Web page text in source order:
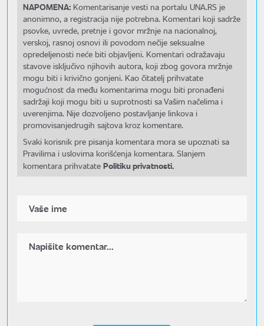
NAPOMENA: Komentarisanje vesti na portalu UNA.RS je
anonimno, a registracija nije potrebna. Komentari koji sadrže
psovke, uvrede, pretnje i govor mržnje na nacionalnoj,
verskoj, rasnoj osnovi ili povodom nečije seksualne
opredeljenosti neće biti objavljeni. Komentari odražavaju
stavove isključivo njihovih autora, koji zbog govora mržnje
mogu biti i krivično gonjeni. Kao čitatelj prihvatate
mogućnost da među komentarima mogu biti pronađeni
sadržaji koji mogu biti u suprotnosti sa Vašim načelima i
uverenjima. Nije dozvoljeno postavljanje linkova i
promovisanjedrugih sajtova kroz komentare.
Svaki korisnik pre pisanja komentara mora se upoznati sa
Pravilima i uslovima korišćenja komentara. Slanjem
komentara prihvatate Politiku privatnosti.